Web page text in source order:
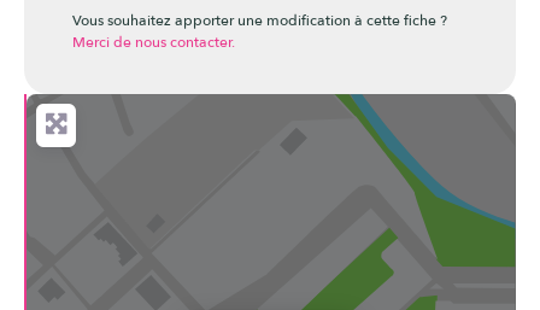
Vous souhaitez apporter une modification à cette fiche ?
Merci de nous contacter.